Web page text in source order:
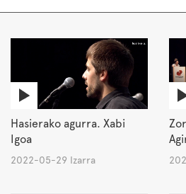
Hasierako agurra. Xabi
Igoa
2022-05-29 Izarra